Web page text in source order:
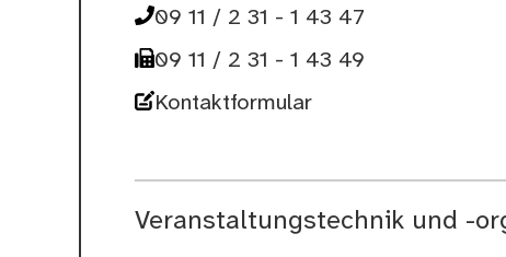
09 11 / 2 31 - 1 43 47
09 11 / 2 31 - 1 43 49
Kontaktformular
Veranstaltungstechnik und -